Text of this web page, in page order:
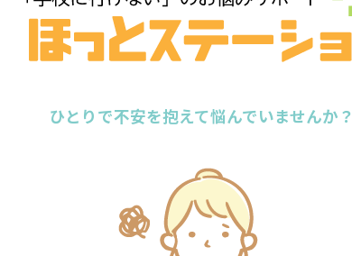
ひとりで不安を抱えて悩んでいませんか？